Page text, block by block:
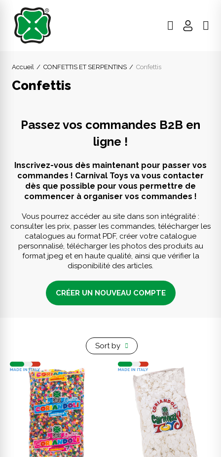
Confettis
Accueil CONFETTIS ET SERPENTINS Confettis
Passez vos commandes B2B en
ligne !
Inscrivez-vous dès maintenant pour passer vos
commandes ! Carnival Toys va vous contacter
dès que possible pour vous permettre de
commencer à organiser vos commandes !
Vous pourrez accéder au site dans son intégralité :
consulter les prix, passer les commandes, télécharger les
catalogues au format PDF, créer votre catalogue
personnalisé, télécharger les photos des produits au
format jpeg et en haute qualité, ainsi que vérifier la
disponibilité des articles.
CRÉER UN NOUVEAU COMPTE
Sort by